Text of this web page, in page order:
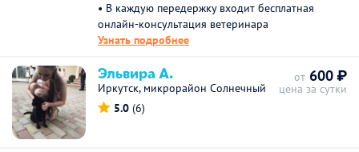
• В каждую передержку входит бесплатная
онлайн-консультация ветеринара
Узнать подробнее
Эльвира А.
Иркутск, микрорайон Солнечный
5.0 (6)
от 600 ₽
цена за сутки